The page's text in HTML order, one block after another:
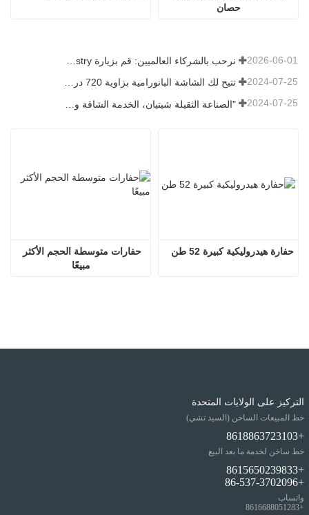
حصان
2026-06-01
تتيح لك الشاشة البانورامية بزاوية 720 درجة فهم جميع جوانب المنتج 2024-07-25
2024-07-25
مبيعًا
حفارة هيدروليكية كبيرة 52 طن
التركيز على الولايات المتحدة
خط المبيعات الساخن (السيد تشي)
+8618863723103
خط ساخن لخدمة ما بعد البيع
+8615650239833
+86-537-3702096
واتساب
+8616688051283